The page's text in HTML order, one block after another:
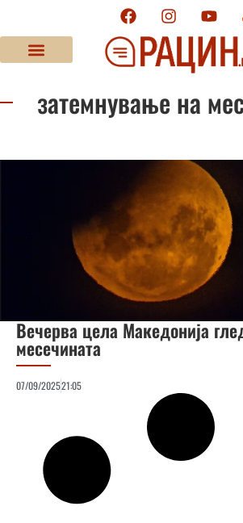
затемнување на
Вечерва цела Македонија
месечината
07/09/202521:05